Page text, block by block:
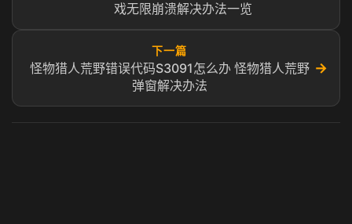
戏无限崩溃解决办法一览
下一篇
怪物猎人荒野错误代码S3091怎么办 怪物猎人荒野
弹窗解决办法
→